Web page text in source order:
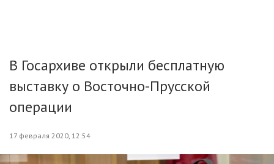
В Госархиве открыли бесплатную
выставку о Восточно-Прусской
операции
17 февраля 2020, 12:54